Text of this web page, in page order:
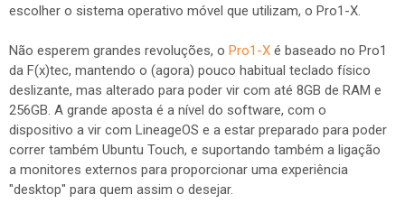
escolher o sistema operativo móvel que utilizam, o Pro1-X.
Não esperem grandes revoluções, o Pro1-X é baseado no Pro1
da F(x)tec, mantendo o (agora) pouco habitual teclado físico
deslizante, mas alterado para poder vir com até 8GB de RAM e
256GB. A grande aposta é a nível do software, com o
dispositivo a vir com LineageOS e a estar preparado para poder
correr também Ubuntu Touch, e suportando também a ligação
a monitores externos para proporcionar uma experiência
"desktop" para quem assim o desejar.